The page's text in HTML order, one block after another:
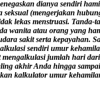
dianya sendiri
seksual (mengerjakan
lekas menstruasi. Tanda-
wanita atau orang yang
sakit serta kepayahan.
sendiri umur
mengalkulasi jumlah hari
akhir Anda hingga
kalkulator umur